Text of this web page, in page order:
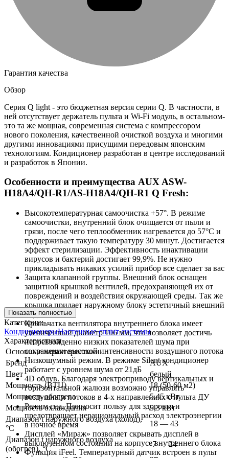
Гарантия качества
Обзор
Серия Q light - это бюджетная версия серии Q. В частности, в
ней отсутствует держатель пульта и Wi-Fi модуль, в остальном-
это та же мощная, современная система с компрессором
нового поколения, качественной очисткой воздуха и многими
другими инновациями присущими передовым японским
технологиям. Кондиционер разработан в центре исследований
и разработок в Японии.
Особенности и преимущества AUX ASW-
H18A4/QH-R1/AS-H18A4/QH-R1 Q Fresh:
Высокотемпературная самоочистка +57°. В режиме
самоочистки, внутренний блок очищается от пыли и
грязи, после чего теплообменник нагревается до 57°С и
поддерживает такую температуру 30 минут. Достигается
эффект стерилизации. Эффективность инактивации
вирусов и бактерий достигает 99,9%. Не нужно
прикладывать никаких усилий прибор все сделает за вас
Защита клапанной группы. Внешний блок оснащен
защитной крышкой вентилей, предохраняющей их от
повреждений и воздействия окружающей среды. Так же
крышка придает наружному блоку эстетичный внешний
вид
Крыльчатка вентилятора внутреннего блока имеет
увеличенный диаметр 106 мм, что позволяет достичь
непревзойденно низких показателей шума при
сохранении высокой интенсивности воздушного потока
Низкошумный режим. В режиме Silent кондиционер
работает с уровнем шума от 21дБ
4D обдув. Благодаря электроприводу вертикальных и
горизонтальной жалюзи возможно управлять
воздушным потоков в 4-х направлениях с пульта ДУ
Режим сна. Приносит пользу для здоровья и
предотвращает нерациональный расход электроэнергии
в ночное время
Дисплей «Мираж» позволяет скрывать дисплей в
выключенном состоянии на корпусе внутреннего блока
Функция iFeel. Температурный датчик встроен в пульт
Показать полностью
Категории:
КондиционерыНастенные сплит системы
Характеристики
Основные характеристики
Бренд
AUX
Цвет
белый
Мощность (BTU)
18 (50-60 м2)
Мощность обогрева
5,45 кВт
Мощность охлаждения
5,3 кВт
Диапазон t наружного воздуха (холод),
°C
18 — 43
Диапазон t наружного воздуха
(обогрев), °C
-7 — 24